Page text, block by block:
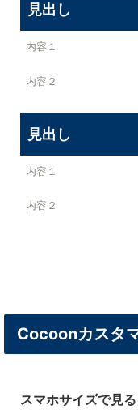
見出し
見出し
Cocoonカスタ
スマホサイズで見